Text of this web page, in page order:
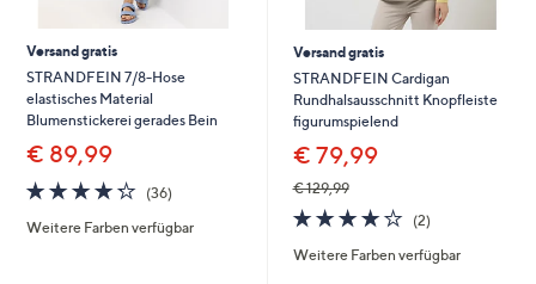
Versand gratis
STRANDFEIN 7/8-Hose
elastisches Material
Blumenstickerei gerades Bein
€ 89,99
4.2
von
5
(36)36
Weitere Farben verfügbar
Versand gratis
STRANDFEIN Cardigan
Rundhalsausschnitt Knopfleiste
figurumspielend
€ 79,99
€ 129,99
4.0
von
5
(2)2
Weitere Farben verfügbar